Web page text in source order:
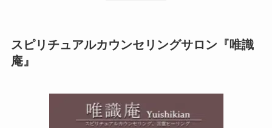
スピリチュアルカウンセリングサロン『唯識
庵』